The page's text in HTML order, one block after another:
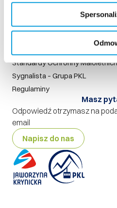
Nasze standardy
Rodo
Standardy Ochronny Małoletnich
Sygnalista – Grupa PKL
Regulaminy
Masz
Odpowiedź otrzymasz na
email
Napisz do nas